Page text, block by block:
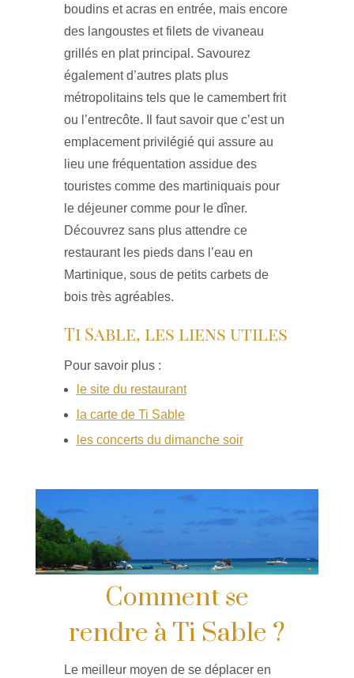
boudins et acras en entrée, mais encore
des langoustes et filets de vivaneau
grillés en plat principal. Savourez
également d’autres plats plus
métropolitains tels que le camembert frit
ou l’entrecôte. Il faut savoir que c’est un
emplacement privilégié qui assure au
lieu une fréquentation assidue des
touristes comme des martiniquais pour
le déjeuner comme pour le dîner.
Découvrez sans plus attendre ce
restaurant les pieds dans l’eau en
Martinique, sous de petits carbets de
bois très agréables.
Ti Sable, les liens utiles
Pour savoir plus :
le site du restaurant
la carte de Ti Sable
les concerts du dimanche soir
Comment se
rendre à Ti Sable ?
Le meilleur moyen de se déplacer en